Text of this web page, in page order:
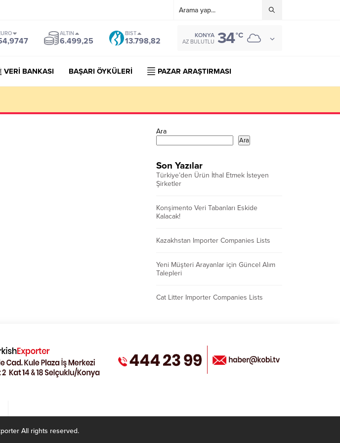
ALTIN
6.499,25
BIST
13.798,82
KONYA
AZ BULUTLU 34°C
VERİ BANKASI BAŞARI ÖYKÜLERİ PAZAR ARAŞTIRMASI
Ara
Ara
Son Yazılar
Türkiye’den Ürün İthal Etmek İsteyen
Şirketler
Konşimento Veri Tabanları Eskide
Kalacak!
Kazakhstan Importer Companies Lists
Yeni Müşteri Arayanlar için Güncel Alım
Talepleri
Cat Litter Importer Companies Lists
All rights reserved.